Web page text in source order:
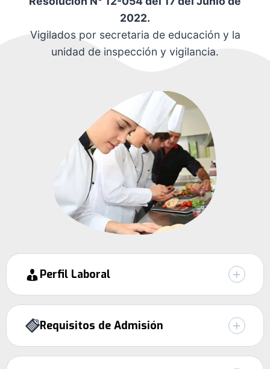
2022.
Vigilados por secretaria de educación y la
unidad de inspección y vigilancia.
Perfil Laboral
Requisitos de Admisión